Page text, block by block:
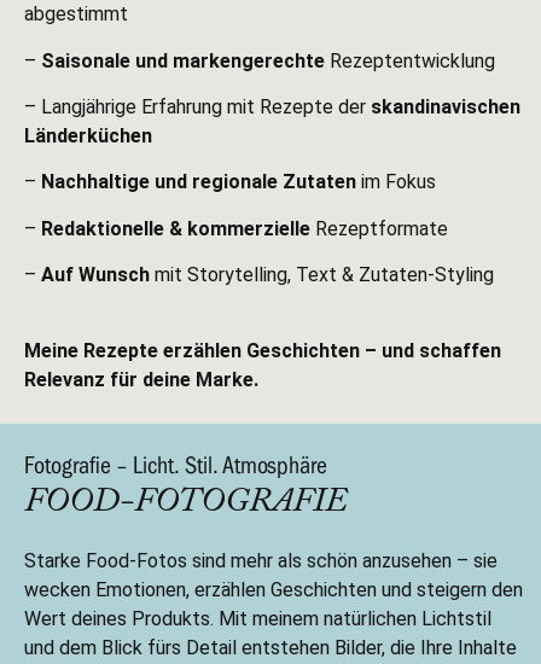
abgestimmt
– Saisonale und markengerechte Rezeptentwicklung
– Langjährige Erfahrung mit Rezepte der skandinavischen
Länderküchen
– Nachhaltige und regionale Zutaten im Fokus
– Redaktionelle & kommerzielle Rezeptformate
– Auf Wunsch mit Storytelling, Text & Zutaten-Styling
Meine Rezepte erzählen Geschichten – und schaffen
Relevanz für deine Marke.
Fotografie – Licht. Stil. Atmosphäre
FOOD-FOTOGRAFIE
Starke Food-Fotos sind mehr als schön anzusehen – sie
wecken Emotionen, erzählen Geschichten und steigern den
Wert deines Produkts. Mit meinem natürlichen Lichtstil
und dem Blick fürs Detail entstehen Bilder, die Ihre Inhalte